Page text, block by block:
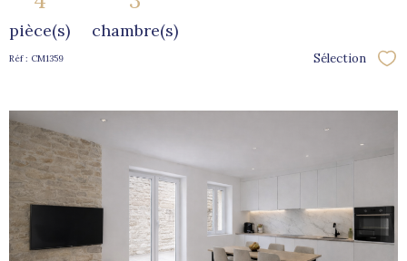
pièce(s) chambre(s)
Réf : CM1359 Sélection
voir le